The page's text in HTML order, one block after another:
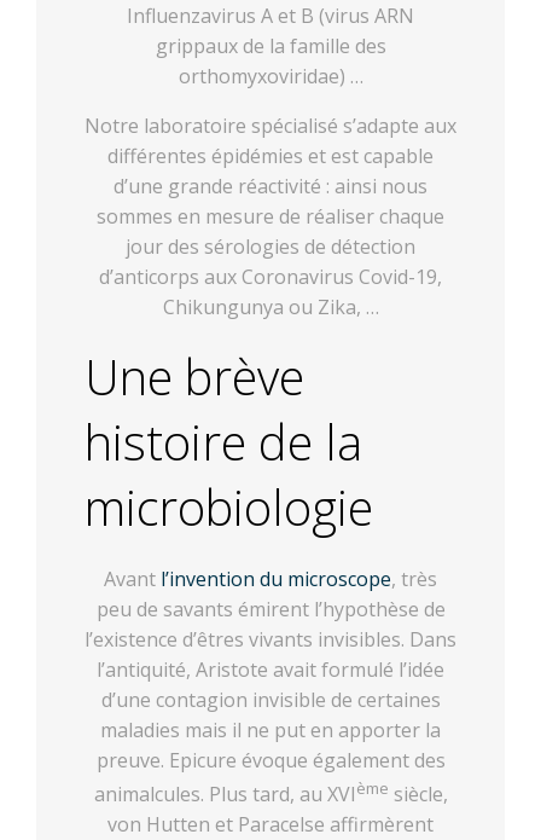
Influenzavirus A et B (virus ARN
grippaux de la famille des
orthomyxoviridae) …
Notre laboratoire spécialisé s’adapte aux
différentes épidémies et est capable
d’une grande réactivité : ainsi nous
sommes en mesure de réaliser chaque
jour des sérologies de détection
d’anticorps aux Coronavirus Covid-19,
Chikungunya ou Zika, …
Une brève
histoire de la
microbiologie
Avant l’invention du microscope, très
peu de savants émirent l’hypothèse de
l’existence d’êtres vivants invisibles. Dans
l’antiquité, Aristote avait formulé l’idée
d’une contagion invisible de certaines
maladies mais il ne put en apporter la
preuve. Epicure évoque également des
animalcules. Plus tard, au XVIème siècle,
von Hutten et Paracelse affirmèrent